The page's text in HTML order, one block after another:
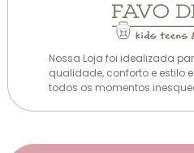
Nossa Loja foi idealizada
qualidade, conforto e estilo
todos os momentos